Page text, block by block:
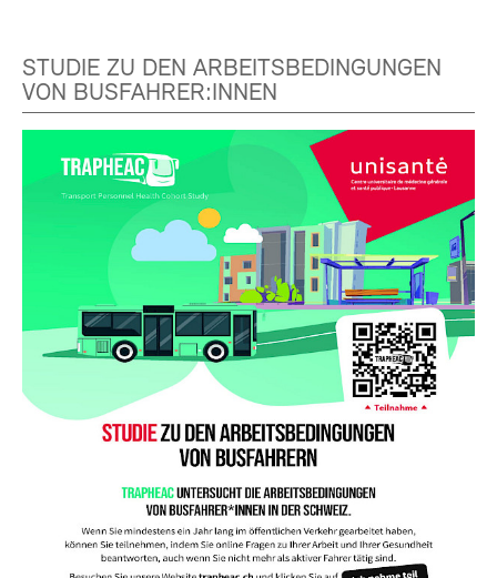
STUDIE ZU DEN ARBEITSBEDINGUNGEN
VON BUSFAHRER:INNEN